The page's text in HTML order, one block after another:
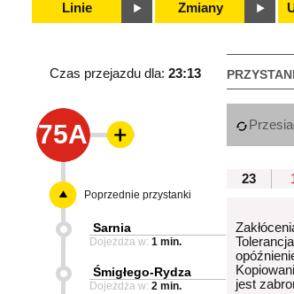
Linie Zmiany
Czas przejazdu dla: 23:13
75A
23
jest
Poprzednie przystanki
Sarnia
Dojeżdża w: 1 min.
Śmigłego-Rydza
Dojeżdża w: 2 min.